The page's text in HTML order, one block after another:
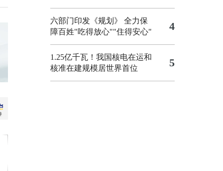
六部门印发《规划》 全力保
障百姓"吃得放心""住得安心"
4
1.25亿千瓦！我国核电在运和
核准在建规模居世界首位
5